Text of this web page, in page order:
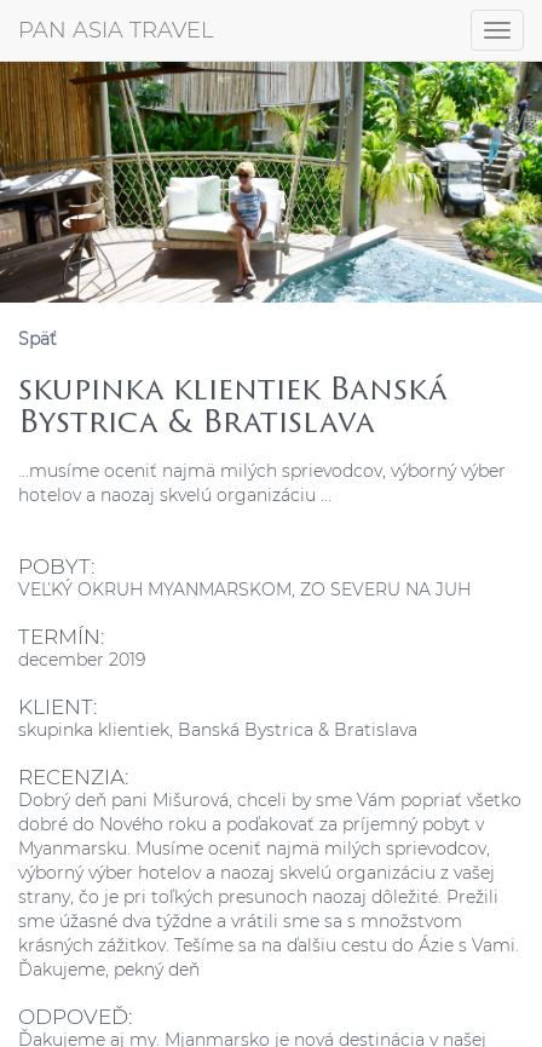
PAN ASIA TRAVEL
+421 917 372 256
Späť
skupinka klientiek Banská
Bystrica & Bratislava
...musíme oceniť najmä milých sprievodcov, výborný výber
hotelov a naozaj skvelú organizáciu ...
POBYT:
VEĽKÝ OKRUH MYANMARSKOM, ZO SEVERU NA JUH
TERMÍN:
december 2019
KLIENT:
skupinka klientiek, Banská Bystrica & Bratislava
RECENZIA:
Dobrý deň pani Mišurová, chceli by sme Vám popriať všetko
dobré do Nového roku a poďakovať za príjemný pobyt v
Myanmarsku. Musíme oceniť najmä milých sprievodcov,
výborný výber hotelov a naozaj skvelú organizáciu z vašej
strany, čo je pri toľkých presunoch naozaj dôležité. Prežili
sme úžasné dva týždne a vrátili sme sa s množstvom
krásných zážitkov. Tešíme sa na ďalšiu cestu do Ázie s Vami.
Ďakujeme, pekný deň
ODPOVEĎ:
Ďakujeme aj my. Mjanmarsko je nová destinácia v našej